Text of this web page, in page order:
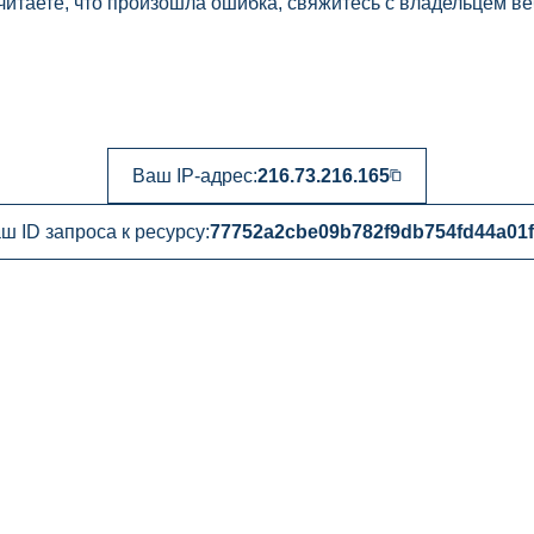
Ваш IP-адрес:216.73.216.165
ID запроса к ресурсу: